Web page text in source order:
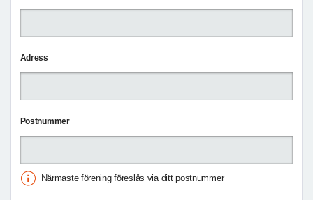
Adress
Postnummer
Närmaste förening föreslås via ditt postnummer